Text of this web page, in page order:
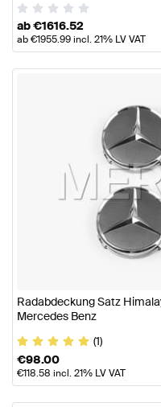
ab€1616.52
ab€1955.99incl. 21% LV VAT
Radabdeckung Satz
Mercedes Benz
(1)
€98.00
€118.58 incl. 21% LV VAT